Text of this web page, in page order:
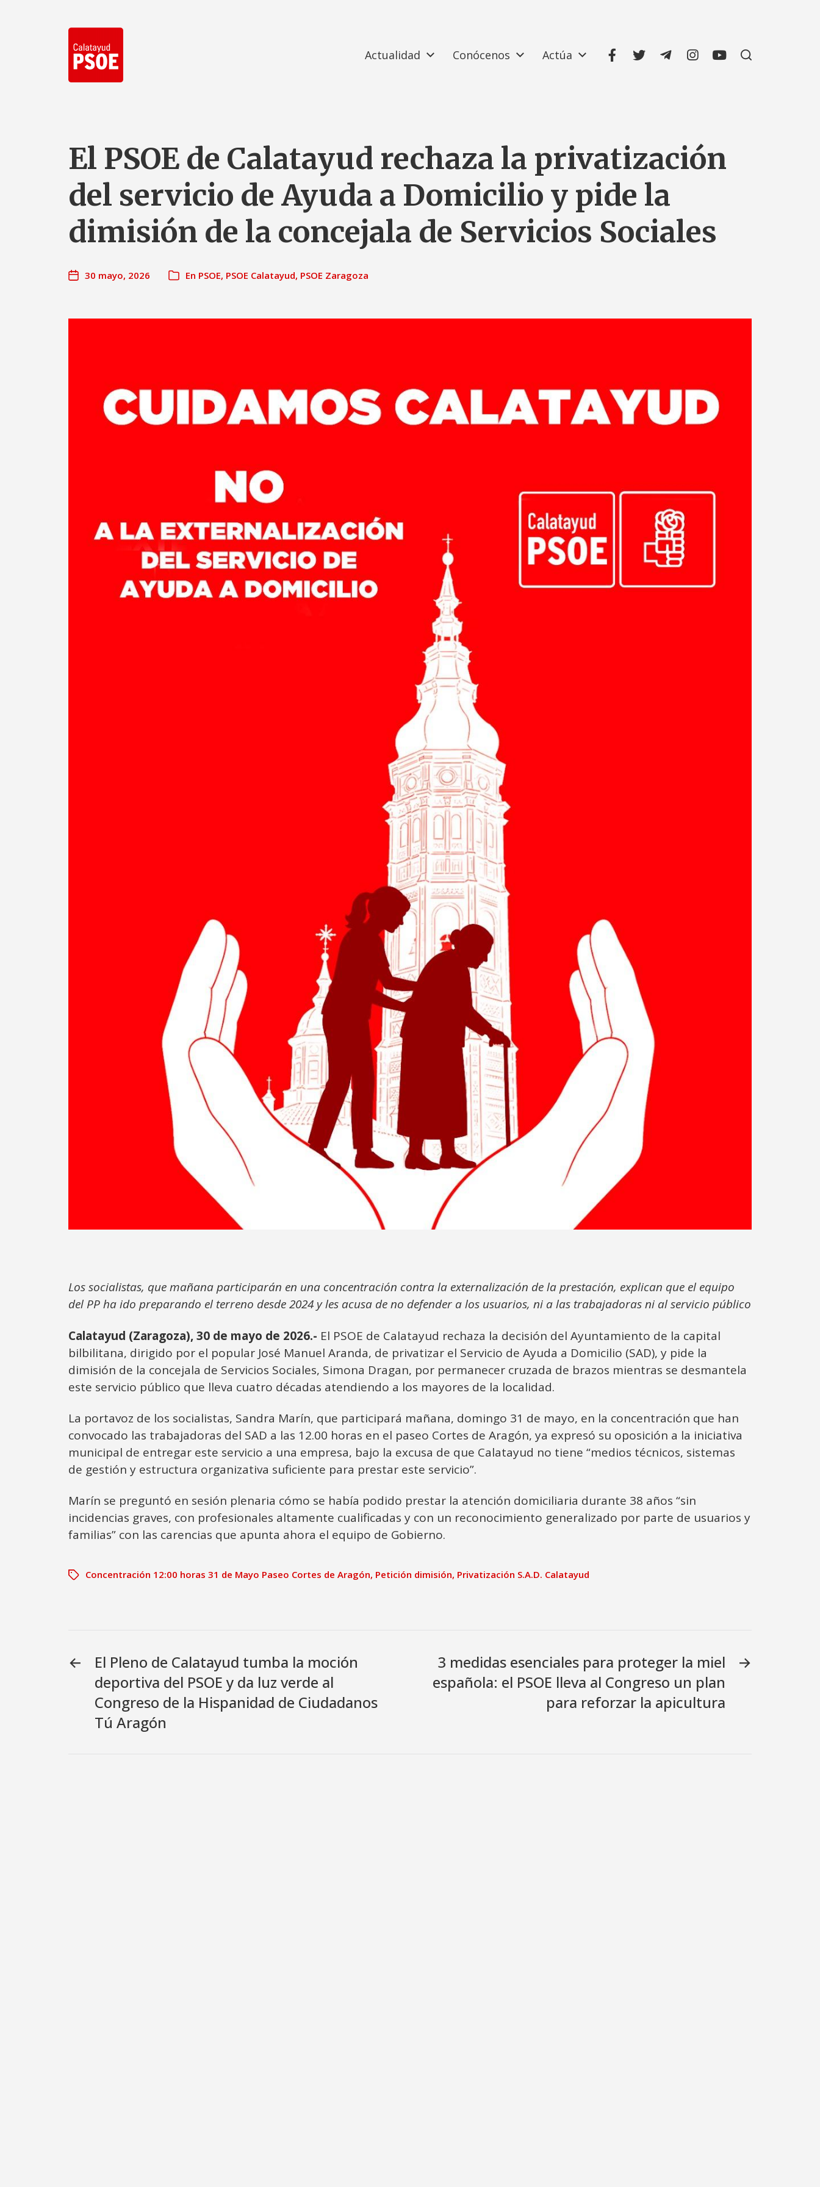
Actualidad Conócenos Actúa
El PSOE de Calatayud rechaza la privatización
del servicio de Ayuda a Domicilio y pide la
dimisión de la concejala de Servicios Sociales
30 mayo, 2026 En PSOE, PSOE Calatayud, PSOE Zaragoza
Los socialistas, que mañana participarán en una concentración contra la externalización de la prestación, explican que el equipo
del PP ha ido preparando el terreno desde 2024 y les acusa de no defender a los usuarios, ni a las trabajadoras ni al servicio público
Calatayud (Zaragoza), 30 de mayo de 2026.- El PSOE de Calatayud rechaza la decisión del Ayuntamiento de la capital
bilbilitana, dirigido por el popular José Manuel Aranda, de privatizar el Servicio de Ayuda a Domicilio (SAD), y pide la
dimisión de la concejala de Servicios Sociales, Simona Dragan, por permanecer cruzada de brazos mientras se desmantela
este servicio público que lleva cuatro décadas atendiendo a los mayores de la localidad.
La portavoz de los socialistas, Sandra Marín, que participará mañana, domingo 31 de mayo, en la concentración que han
convocado las trabajadoras del SAD a las 12.00 horas en el paseo Cortes de Aragón, ya expresó su oposición a la iniciativa
municipal de entregar este servicio a una empresa, bajo la excusa de que Calatayud no tiene “medios técnicos, sistemas
de gestión y estructura organizativa suficiente para prestar este servicio”.
Marín se preguntó en sesión plenaria cómo se había podido prestar la atención domiciliaria durante 38 años “sin
incidencias graves, con profesionales altamente cualificadas y con un reconocimiento generalizado por parte de usuarios y
familias” con las carencias que apunta ahora el equipo de Gobierno.
Concentración 12:00 horas 31 de Mayo Paseo Cortes de Aragón, Petición dimisión, Privatización S.A.D. Calatayud
←
El Pleno de Calatayud tumba la moción
deportiva del PSOE y da luz verde al
Congreso de la Hispanidad de Ciudadanos
Tú Aragón
→
3 medidas esenciales para proteger la miel
española: el PSOE lleva al Congreso un plan
para reforzar la apicultura